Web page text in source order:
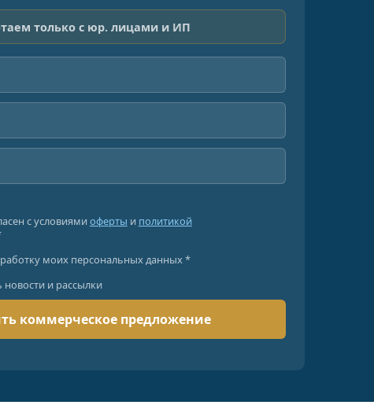
только с юр. лицами и ИП
с условиями оферты и политикой
моих персональных данных *
новости и рассылки